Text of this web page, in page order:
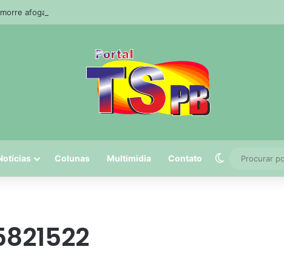
afogado durante pescaria em açude no agreste paraibano
Colunas Multimidia Contato Switch skin